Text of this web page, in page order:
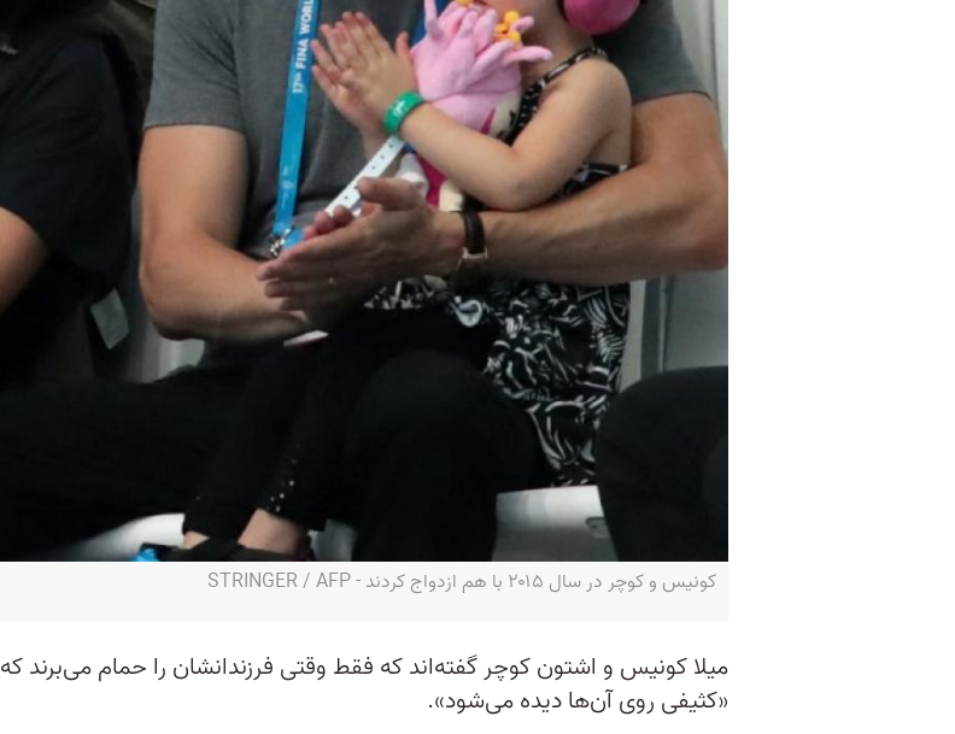
کونیس و کوچر در سال ۲۰۱۵ با هم ازدواج کردند - STRINGER / AFP
میلا کونیس و اشتون کوچر گفته‌اند که فقط وقتی فرزندانشان را حمام می‌برند که
«کثیفی روی آن‌ها دیده می‌شود».